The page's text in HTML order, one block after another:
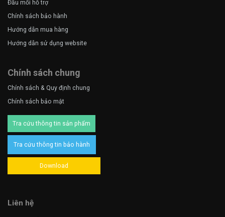
Đầu mối hỗ trợ
Chính sách bảo hành
Hướng dẫn mua hàng
Hướng dẫn sử dụng website
Chính sách chung
Chính sách & Quy định chung
Chính sách bảo mật
Tra cứu thông tin sản phẩm
Tra cứu thông tin bảo hành
Download
Liên hệ